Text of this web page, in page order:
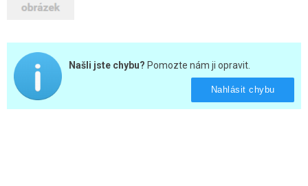
Našli jste chybu? Pomozte nám ji opravit.
Nahlásit chybu